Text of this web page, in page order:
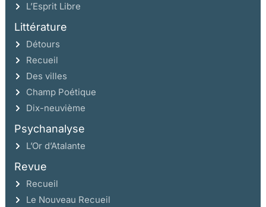
L’Esprit Libre
Littérature
Détours
Recueil
Des villes
Champ Poétique
Dix-neuvième
Psychanalyse
L’Or d’Atalante
Revue
Recueil
Le Nouveau Recueil